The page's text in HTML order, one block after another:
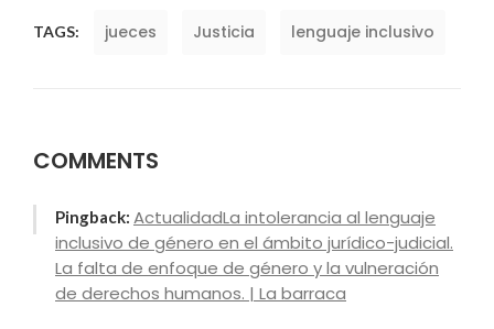
TAGS: jueces Justicia lenguaje inclusivo
COMMENTS
Pingback: ActualidadLa intolerancia al lenguaje
inclusivo de género en el ámbito jurídico-judicial.
La falta de enfoque de género y la vulneración
de derechos humanos. | La barraca